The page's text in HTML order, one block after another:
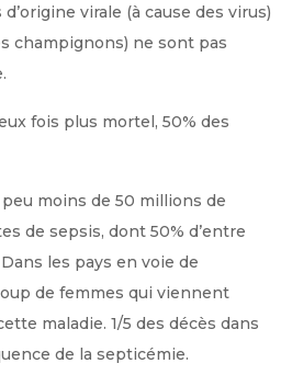
virale (à cause des virus)
champignons) ne sont pas
fois plus mortel, 50% des
moins de 50 millions de
de sepsis, dont 50% d’entre
les pays en voie de
de femmes qui viennent
maladie. 1/5 des décès dans
de la septicémie.